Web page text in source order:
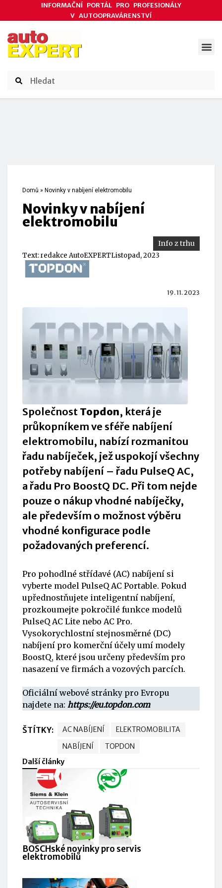
INFORMAČNÍ PORTÁL PRO PROFESIONÁLY
V AUTOOPRAVÁRENSTVÍ
Domů » Novinky v nabíjení elektromobilu
Novinky v nabíjení
elektromobilu
Info z trhu
Text:redakce AutoEXPERTListopad, 2023
19. 11. 2023
Společnost Topdon, která je
průkopníkem ve sféře nabíjení
elektromobilu, nabízí rozmanitou
řadu nabíječek, jež uspokojí všechny
potřeby nabíjení – řadu PulseQ AC,
a řadu Pro BoostQ DC. Při tom nejde
pouze o nákup vhodné nabíječky,
ale především o možnost výběru
vhodné konfigurace podle
požadovaných preferencí.
Pro pohodlné střídavé (AC) nabíjení si
vyberte model PulseQ AC Portable. Pokud
upřednostňujete inteligentní nabíjení,
prozkoumejte pokročilé funkce modelů
PulseQ AC Lite nebo AC Pro.
Vysokorychlostní stejnosměrné (DC)
nabíjení pro komerční účely umí modely
BoostQ, které jsou určeny především pro
nasazení ve firmách a vozových parcích.
Oficiální webové stránky pro Evropu
najdete na: https://eu.topdon.com
ŠTÍTKY: AC NABÍJENÍ
ELEKTROMOBILITA
NABÍJENÍ
TOPDON
Další články
BOSCHské novinky pro servis
elektromobilů